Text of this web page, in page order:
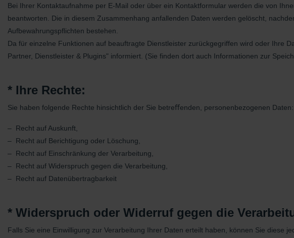
Bei Ihrer Kontaktaufnahme per E-Mail oder über ein Kontaktformular werden die von
beantworten. Die in diesem Zusammenhang anfallenden Daten werden gelöscht,
Aufbewahrungspﬂichten bestehen.
Da für einzelne Funktionen auf beauftragte Dienstleister zurückgegriffen wird oder Ihre
Partner, Dienstleister & Plugins" informiert. (Sie finden dort auch Informationen zur
* Ihre Rechte:
Sie haben folgende Rechte hinsichtlich der Sie betreﬀenden, personenbezogenen Daten:
– Recht auf Auskunft,
– Recht auf Berichtigung oder Löschung,
– Recht auf Einschränkung der Verarbeitung,
– Recht auf Widerspruch gegen die Verarbeitung,
– Recht auf Datenübertragbarkeit
* Widerspruch oder Widerruf gegen die
Falls Sie eine Einwilligung zur Verarbeitung Ihrer Daten erteilt haben, können Sie diese